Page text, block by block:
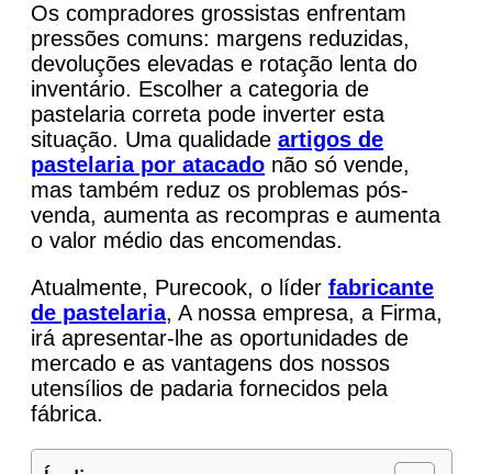
Os compradores grossistas enfrentam
pressões comuns: margens reduzidas,
devoluções elevadas e rotação lenta do
inventário. Escolher a categoria de
pastelaria correta pode inverter esta
situação. Uma qualidade artigos de
pastelaria por atacado não só vende,
mas também reduz os problemas pós-
venda, aumenta as recompras e aumenta
o valor médio das encomendas.
Atualmente, Purecook, o líder fabricante
de pastelaria, A nossa empresa, a Firma,
irá apresentar-lhe as oportunidades de
mercado e as vantagens dos nossos
utensílios de padaria fornecidos pela
fábrica.